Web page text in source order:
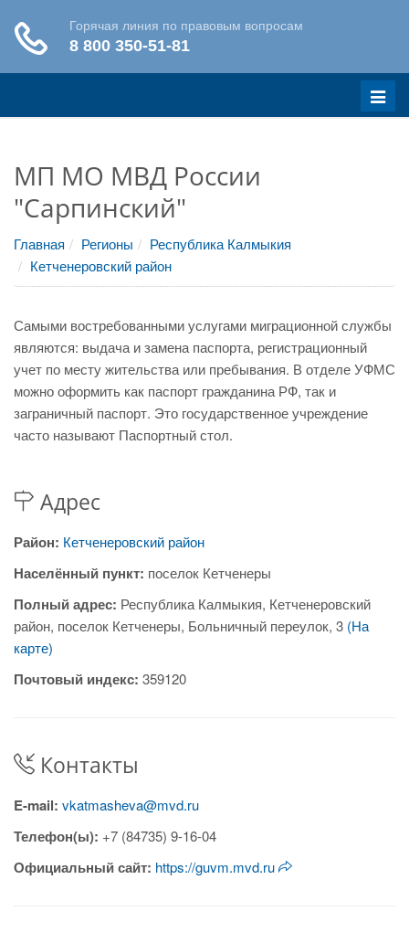
Меню
МП МО МВД России
"Сарпинский"
Главная Регионы
Республика Калмыкия
Кетченеровский район
Самыми востребованными услугами миграционной службы
являются: выдача и замена паспорта, регистрационный
учет по месту жительства или пребывания. В отделе УФМС
можно оформить как паспорт гражданина РФ, так и
заграничный паспорт. Это государственное учреждение
часто называют Паспортный стол.
Адрес
Район: Кетченеровский район
Населённый пункт: поселок Кетченеры
Полный адрес: Республика Калмыкия, Кетченеровский
район, поселок Кетченеры, Больничный переулок, 3 (На
карте)
Почтовый индекс: 359120
Контакты
E-mail: vkatmasheva@mvd.ru
Телефон(ы): +7 (84735) 9-16-04
Официальный сайт: https://guvm.mvd.ru